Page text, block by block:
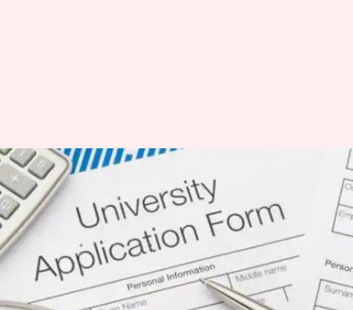
विभिन्न UG और PG पाठ्यक्रम में प्रवेश
के लिए इस यूनिवर्सिटी में शुरू हुई
प्रक्रिया
लेखन Apr 21, 2020 03:04 pm
क्या है खबर?